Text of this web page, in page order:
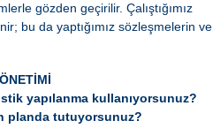
gözden geçirilir. Çalıştığımız
bu da yaptığımız sözleşmelerin ve
yapılanma kullanıyorsunuz?
planda tutuyorsunuz?